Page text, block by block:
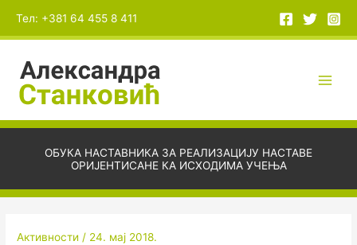
садржај
Тел: +381 64 455 8 411
ОБУКА НАСТАВНИКА ЗА РЕАЛИЗАЦИЈУ НАСТАВЕ
ОРИЈЕНТИСАНЕ КА ИСХОДИМА УЧЕЊА
Активности / 24. мај 2018.
и
в